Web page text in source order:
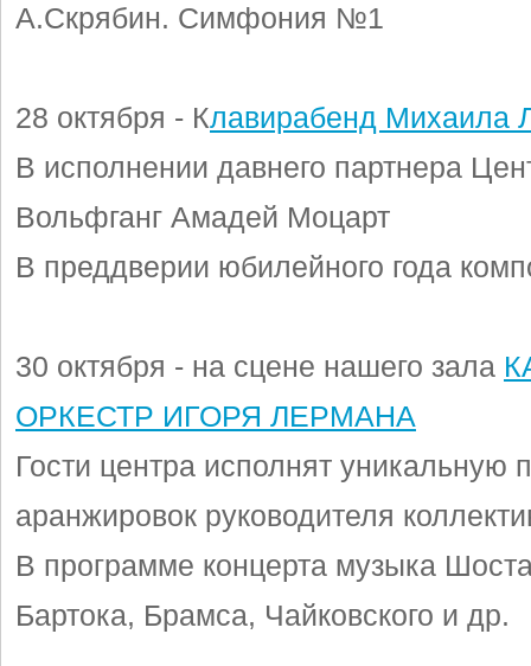
А.Скрябин. Симфония №1
28 октября - Клавирабенд
В исполнении давнего партнера
Вольфганг Амадей Моцарт
В преддверии юбилейного года
30 октября - на сцене нашего зала
ОРКЕСТР ИГОРЯ ЛЕРМАНА
Гости центра исполнят уникальную
аранжировок руководителя
В программе концерта музыка
Бартока, Брамса, Чайковского и др.